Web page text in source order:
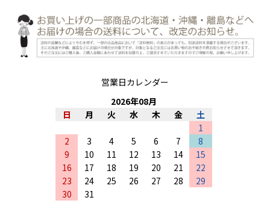
営業日カレンダー
2026年08月
日
月 火 水 木 金
土
1
2
3 4 5 6 7
8
9
10 11 12 13 14
15
16
17 18 19 20 21
22
23
24 25 26 27 28
29
30
31